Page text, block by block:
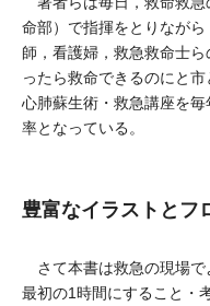
命部）で指揮をとりなが
師，看護婦，救急救命士
ったら救命できるのにと
心肺蘇生術・救急講座を
率となっている。
豊富なイラストとフ
さて本書は救急の現場で
最初の1時間にすること・